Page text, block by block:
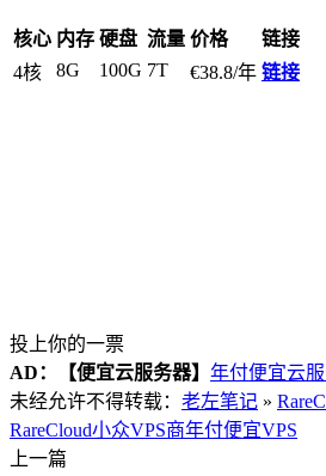
核心 内存 硬盘 流量 价格
链接
4核
8G 100G 7T €38.8/年 链接
投上你的一票
AD：
【便宜云服务器】 年付便宜云
未经允许不得转载： 老左笔记 »
RareCloud小众VPS商年付便宜VPS
上一篇